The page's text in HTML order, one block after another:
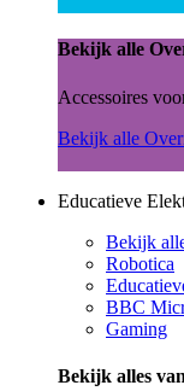
Bekijk alle
Accessoires
Bekijk alle
Educatieve
Bekijk
Robotica
BBC
Gaming
Bekijk alles